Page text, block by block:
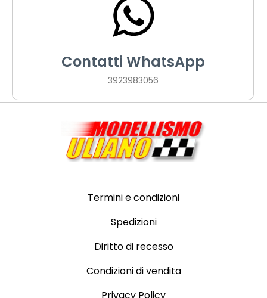
Contatti WhatsApp
3923983056
Termini e condizioni
Spedizioni
Diritto di recesso
Condizioni di vendita
Privacy Policy